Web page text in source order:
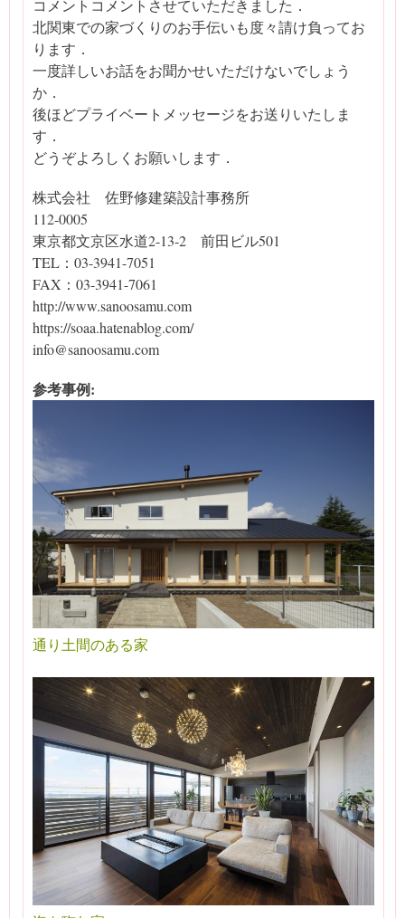
コメントコメントさせていただきました．
北関東での家づくりのお手伝いも度々請け負ってお
ります．
一度詳しいお話をお聞かせいただけないでしょう
か．
後ほどプライベートメッセージをお送りいたしま
す．
どうぞよろしくお願いします．
株式会社 佐野修建築設計事務所
112-0005
東京都文京区水道2-13-2 前田ビル501
TEL：03-3941-7051
FAX：03-3941-7061
http://www.sanoosamu.com
https://soaa.hatenablog.com/
info@sanoosamu.com
参考事例:
通り土間のある家